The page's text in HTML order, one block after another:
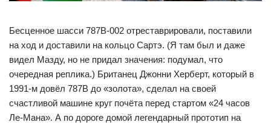
Бесценное шасси 787B-002 отреставрировали, поставили
на ход и доставили на кольцо Сартэ. (Я там был и даже
видел Мазду, но не придал значения: подумал, что
очередная реплика.) Британец Джонни Херберт, который в
1991-м довёл 787B до «золота», сделал на своей
счастливой машине круг почёта перед стартом «24 часов
Ле-Мана». А по дороге домой легендарный прототип на